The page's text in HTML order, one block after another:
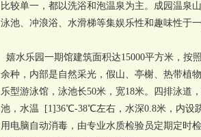
比较单一，都以洗浴和泡温泉为主。成园温泉
泳池、冲浪浴、水滑梯等集娱乐性和趣味性于
嬉水乐园一期馆建筑面积达15000平方米，按
余种，内部是自然采光，假山、亭榭、热带
乐型游泳馆，泳池长50米，宽18米。四排泳
池，水温 [1]36℃-38℃左右，水深0.8米，内设
用电脑自动消毒，由专业水质检验员定期定时